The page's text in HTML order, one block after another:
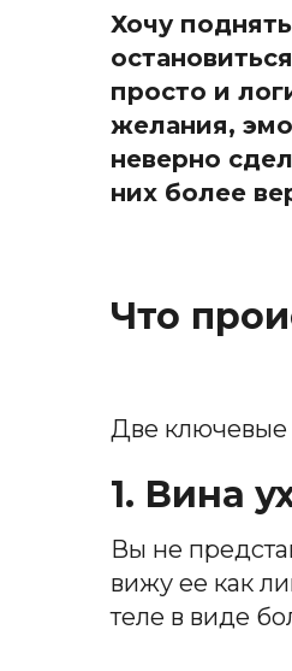
Хочу
просто и
желания,
неверно
них более
Что
Две
1. Вина
Вы не
вижу ее как
теле в виде